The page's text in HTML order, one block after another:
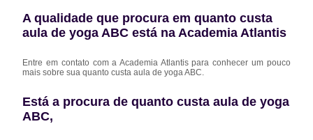
A qualidade que procura em quanto custa
aula de yoga ABC está na Academia Atlantis
Entre em contato com a Academia Atlantis para conhecer um pouco
mais sobre sua quanto custa aula de yoga ABC.
Está a procura de quanto custa aula de yoga
ABC,